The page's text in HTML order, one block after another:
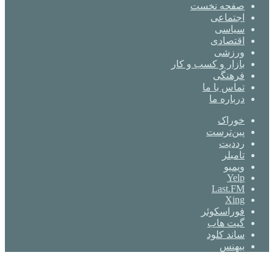
صفحه نخست
اجتماعی
سیاسی
اقتصادی
ورزشی
بازار و کسب و کار
فرهنگی
تماس با ما
درباره ما
خوراک
‫پین‌ترست
‫رددیت
‫تامبلر
ویمیو
Yelp
Last.FM
Xing
فوراسکوئر
گیت ‌هاب
ساند کلود
بیهنس